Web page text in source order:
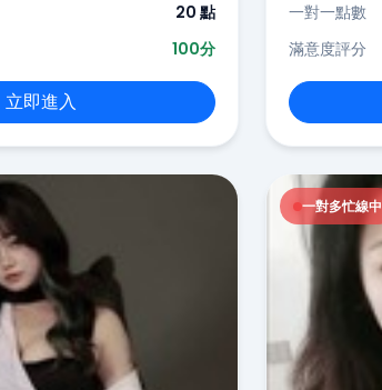
20 點
100分
立即進入
一對一點數
滿意度評分
一對多忙線中